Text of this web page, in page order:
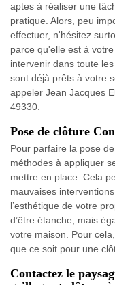
aptes à réaliser une
pratique. Alors, peu
effectuer, n'hésitez
parce qu'elle est à
intervenir dans toute
sont déjà prêts à votre
appeler Jean Jacques
49330.
Pose de clôture
Pour parfaire la pose
méthodes à appliquer
mettre en place. Cela
mauvaises
l’esthétique de votre
d’être étanche, mais
votre maison. Pour
que ce soit pour une
Contactez le